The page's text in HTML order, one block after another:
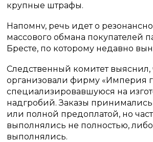
крупные штрафы.
Напомнv, речь идет о
массового обмана покупателей
Бресте, по которому недавно
Следственный комитет выяснил,
организовали фирму «Империя
специализировавшуюся на
надгробий. Заказы принимались
или полной предоплатой, но
выполнялись не полностью,
выполнялись.